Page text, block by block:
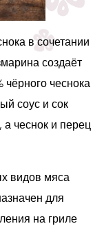
в сочетании
создаёт
чеснока
соус и сок
чеснок и перец
видов мяса
для
на гриле